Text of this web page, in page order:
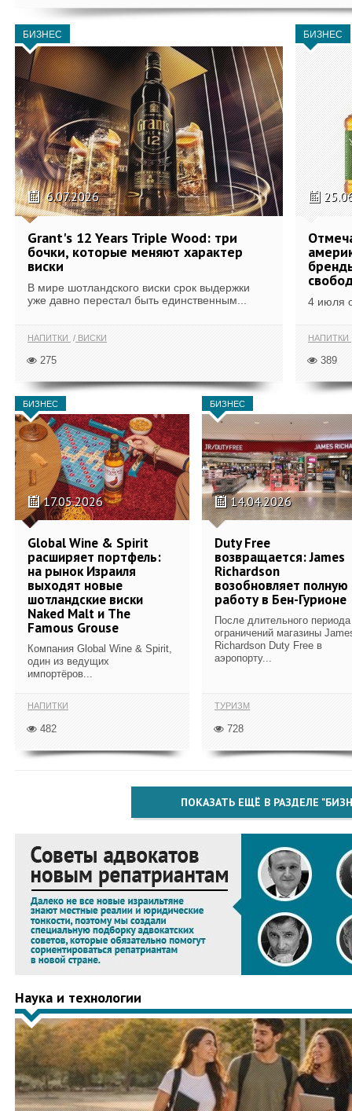
БИЗНЕС
6.07.2026
Grant's 12 Years Triple Wood: три
бочки, которые меняют характер
виски
В мире шотландского виски срок выдержки
уже давно перестал быть единственным...
НАПИТКИ ВИСКИ
275
БИЗНЕС
4 июля
НАПИТКИ
389
БИЗНЕС
17.05.2026
Global Wine & Spirit
расширяет портфель:
на рынок Израиля
выходят новые
шотландские виски
Naked Malt и The
Famous Grouse
Компания Global Wine & Spirit,
один из ведущих
импортёров...
НАПИТКИ
482
БИЗНЕС
14.04.2026
Duty Free
возвращается: James
Richardson
возобновляет полную
работу в Бен-Гурионе
После длительного периода
ограничений магазины
Richardson Duty Free в
аэропорту...
ТУРИЗМ
728
ПОКАЗАТЬ ЕЩЁ В РАЗДЕЛЕ
Наука и технологии